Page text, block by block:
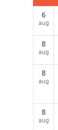
6
aug
8
aug
8
aug
8
aug